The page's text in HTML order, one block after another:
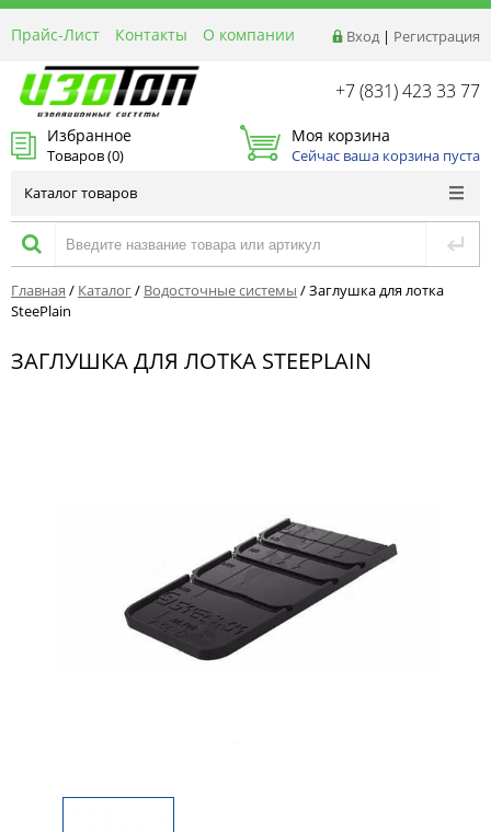
Вход | Регистрация
Прайс-Лист Контакты
О компании
Реквизиты
Доставка
Акции и Распродажи
Оптовым покупателям
+7 (831) 423 33 77
Избранное
Товаров (0)
Моя корзина
Сейчас ваша корзина пуста
Каталог товаров
Главная / Каталог/ Водосточные системы /Заглушка для лотка
SteePlain
ЗАГЛУШКА ДЛЯ ЛОТКА STEEPLAIN